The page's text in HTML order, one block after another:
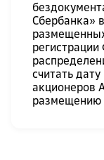
Сбербанка»
считать
акционеров
размещению